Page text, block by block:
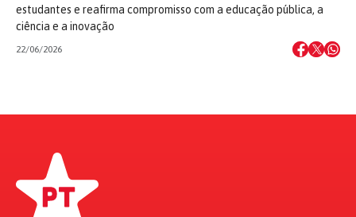
estudantes e reafirma compromisso com a educação pública, a
ciência e a inovação
22/06/2026